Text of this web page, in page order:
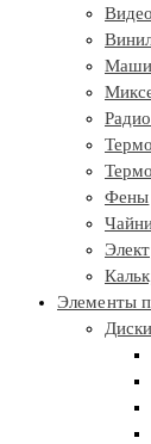
Фены
Элементы